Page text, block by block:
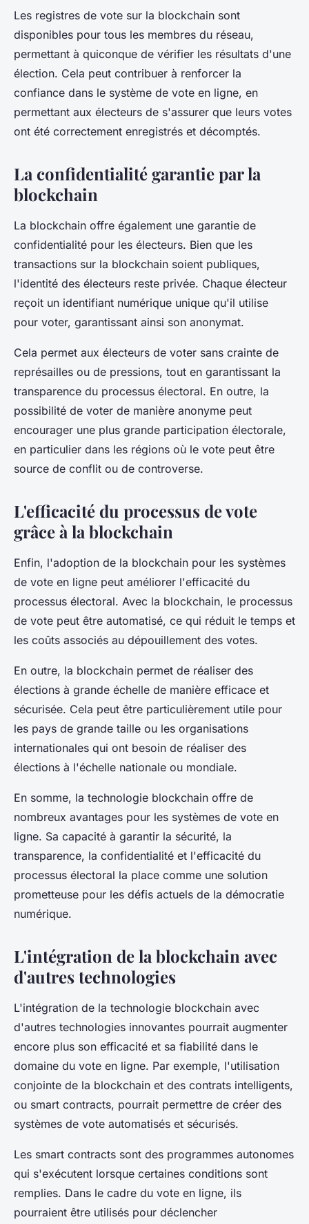
Les registres de vote sur la blockchain sont
disponibles pour tous les membres du réseau,
permettant à quiconque de vérifier les résultats d'une
élection. Cela peut contribuer à renforcer la
confiance dans le système de vote en ligne, en
permettant aux électeurs de s'assurer que leurs votes
ont été correctement enregistrés et décomptés.
La confidentialité garantie par la
blockchain
La blockchain offre également une garantie de
confidentialité pour les électeurs. Bien que les
transactions sur la blockchain soient publiques,
l'identité des électeurs reste privée. Chaque électeur
reçoit un identifiant numérique unique qu'il utilise
pour voter, garantissant ainsi son anonymat.
Cela permet aux électeurs de voter sans crainte de
représailles ou de pressions, tout en garantissant la
transparence du processus électoral. En outre, la
possibilité de voter de manière anonyme peut
encourager une plus grande participation électorale,
en particulier dans les régions où le vote peut être
source de conflit ou de controverse.
L'efficacité du processus de vote
grâce à la blockchain
Enfin, l'adoption de la blockchain pour les systèmes
de vote en ligne peut améliorer l'efficacité du
processus électoral. Avec la blockchain, le processus
de vote peut être automatisé, ce qui réduit le temps et
les coûts associés au dépouillement des votes.
En outre, la blockchain permet de réaliser des
élections à grande échelle de manière efficace et
sécurisée. Cela peut être particulièrement utile pour
les pays de grande taille ou les organisations
internationales qui ont besoin de réaliser des
élections à l'échelle nationale ou mondiale.
En somme, la technologie blockchain offre de
nombreux avantages pour les systèmes de vote en
ligne. Sa capacité à garantir la sécurité, la
transparence, la confidentialité et l'efficacité du
processus électoral la place comme une solution
prometteuse pour les défis actuels de la démocratie
numérique.
L'intégration de la blockchain avec
d'autres technologies
L'intégration de la technologie blockchain avec
d'autres technologies innovantes pourrait augmenter
encore plus son efficacité et sa fiabilité dans le
domaine du vote en ligne. Par exemple, l'utilisation
conjointe de la blockchain et des contrats intelligents,
ou smart contracts, pourrait permettre de créer des
systèmes de vote automatisés et sécurisés.
Les smart contracts sont des programmes autonomes
qui s'exécutent lorsque certaines conditions sont
remplies. Dans le cadre du vote en ligne, ils
pourraient être utilisés pour déclencher